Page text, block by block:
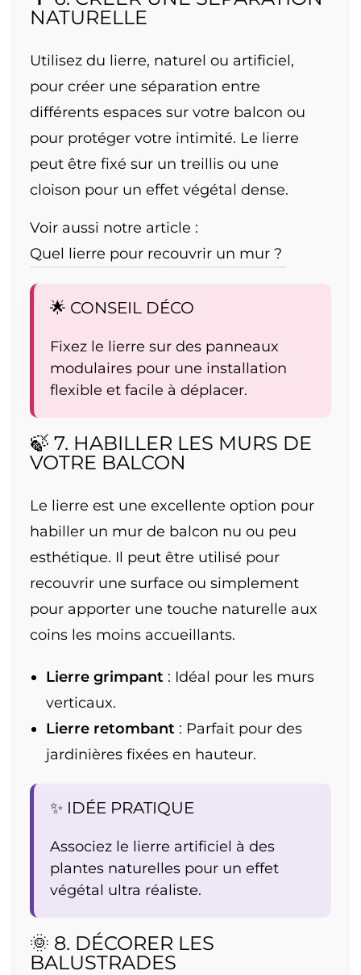
NATURELLE
Utilisez du lierre, naturel ou artificiel,
pour créer une séparation entre
différents espaces sur votre balcon ou
pour protéger votre intimité. Le lierre
peut être fixé sur un treillis ou une
cloison pour un effet végétal dense.
Voir aussi notre article :
Quel lierre pour recouvrir un mur ?
🌟 CONSEIL DÉCO
Fixez le lierre sur des panneaux
modulaires pour une installation
flexible et facile à déplacer.
🍃 7. HABILLER LES MURS DE
VOTRE BALCON
Le lierre est une excellente option pour
habiller un mur de balcon nu ou peu
esthétique. Il peut être utilisé pour
recouvrir une surface ou simplement
pour apporter une touche naturelle aux
coins les moins accueillants.
Lierre grimpant : Idéal pour les murs
verticaux.
Lierre retombant : Parfait pour des
jardinières fixées en hauteur.
✨ IDÉE PRATIQUE
Associez le lierre artificiel à des
plantes naturelles pour un effet
végétal ultra réaliste.
🌞 8. DÉCORER LES
BALUSTRADES